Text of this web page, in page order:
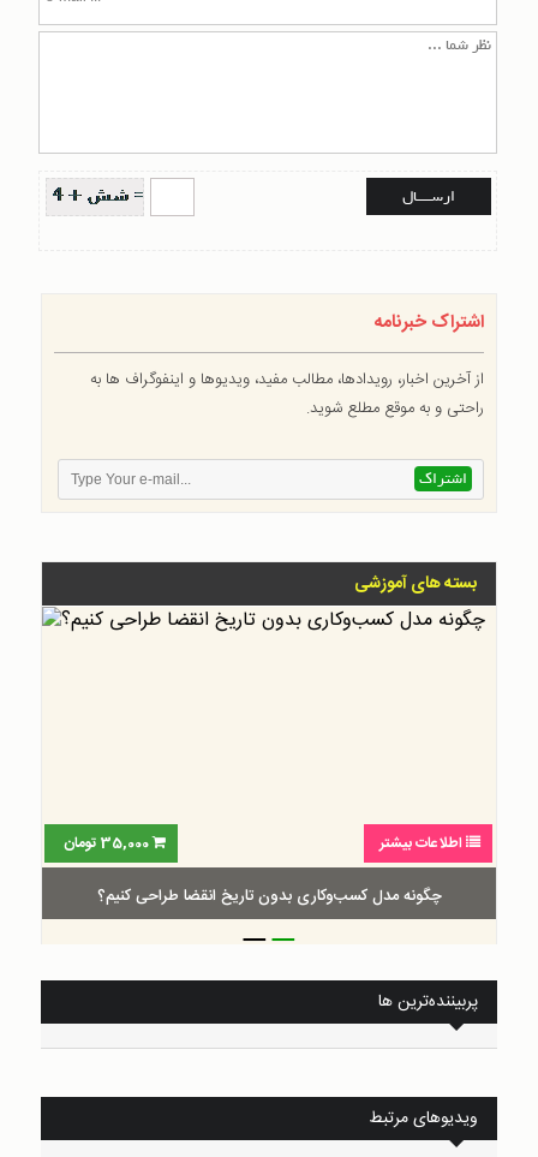
اشتراک خبرنامه
از آخرین اخبار، رویدادها، مطالب مفید، ویدیوها و اینفوگراف ها به
راحتی و به موقع مطلع شوید.
بسته های آموزشی
اطلاعات بیشتر 35,000 تومان
چگونه مدل کسب‌و‌کاری بدون تاریخ انقضا طراحی کنیم؟
__
پربیننده‌ترین ها
ویدیوهای مرتبط